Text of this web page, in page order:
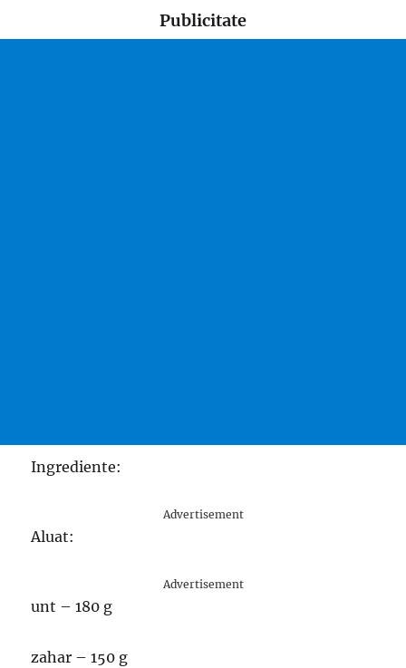
Publicitate
Ingrediente:
Advertisement
Aluat:
Advertisement
unt – 180 g
zahar – 150 g